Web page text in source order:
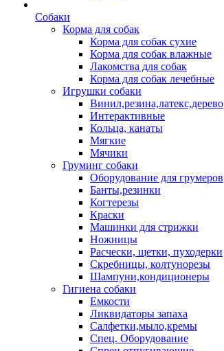
Собаки
Корма для собак
Корма для собак сухие
Корма для собак влажные
Лакомства для собак
Корма для собак лечебные
Игрушки собаки
Винил,резина,латекс,дерево
Интерактивные
Кольца, канаты
Мягкие
Мячики
Груминг собаки
Оборудование для грумеров
Банты,резинки
Когтерезы
Краски
Машинки для стрижки
Ножницы
Расчески, щетки, пуходерки
Скребницы, колтунорезы
Шампуни,кондиционеры
Гигиена собаки
Емкости
Ликвидаторы запаха
Салфетки,мыло,кремы
Спец. Оборудование